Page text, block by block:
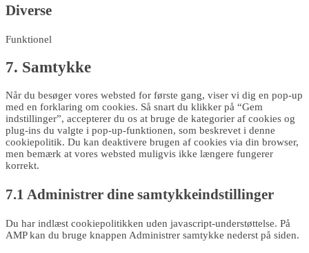
service
burst-
Diverse
Funktionel
Consent
to
diverse
7. Samtykke
Når du besøger vores websted for første gang, viser vi dig en pop-up
med en forklaring om cookies. Så snart du klikker på “Gem
indstillinger”, accepterer du os at bruge de kategorier af cookies og
plug-ins du valgte i pop-up-funktionen, som beskrevet i denne
cookiepolitik. Du kan deaktivere brugen af ​​cookies via din browser,
men bemærk at vores websted muligvis ikke længere fungerer
korrekt.
7.1 Administrer dine samtykkeindstillinger
Du har indlæst cookiepolitikken uden javascript-understøttelse. På
AMP kan du bruge knappen Administrer samtykke nederst på siden.